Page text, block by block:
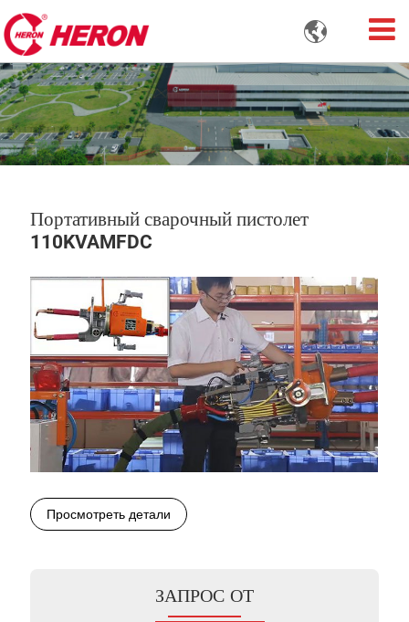

Портативный сварочный пистолет
110KVAMFDC
Просмотреть детали
ЗАПРОС ОТ